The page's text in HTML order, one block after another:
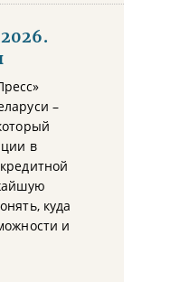
–
в
куда
и